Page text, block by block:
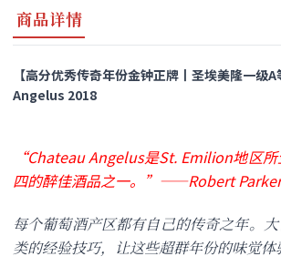
商品详情
【高分优秀传奇年份金钟正牌丨圣埃美隆一级
Angelus 2018
“Chateau Angelus是St. Emilion地区
四的醉佳酒品之一。”——Robert Parker
每个葡萄酒产区都有自己的传奇之年。
类的经验技巧，让这些超群年份的味觉体